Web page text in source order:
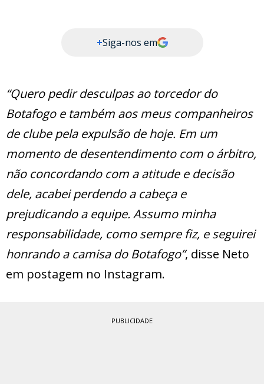
+Siga-nos em
“Quero pedir desculpas ao torcedor do
Botafogo e também aos meus companheiros
de clube pela expulsão de hoje. Em um
momento de desentendimento com o árbitro,
não concordando com a atitude e decisão
dele, acabei perdendo a cabeça e
prejudicando a equipe. Assumo minha
responsabilidade, como sempre fiz, e seguirei
honrando a camisa do Botafogo”, disse Neto
em postagem no Instagram.
PUBLICIDADE